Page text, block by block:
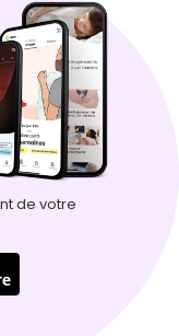
de votre